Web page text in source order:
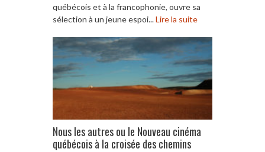
québécois et à la francophonie, ouvre sa
sélection à un jeune espoi...Lire la suite
Nous les autres ou le Nouveau cinéma
québécois à la croisée des chemins